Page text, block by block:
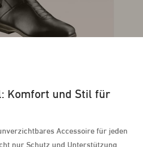
Komfort und Stil für
Accessoire für jeden
nur Schutz und Unterstützung